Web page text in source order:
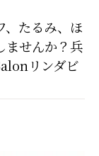
、たるみ、ほ
ませんか？兵
リンダビ